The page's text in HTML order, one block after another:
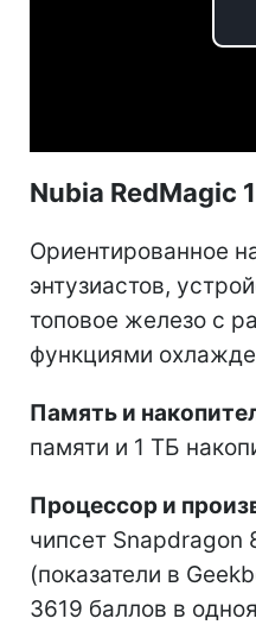
Nubia RedMagic
Ориентированное
энтузиастов,
топовое железо с
функциями
Память и
памяти и 1 ТБ
Процессор и
чипсет Snapdragon
(показатели в
3619 баллов в